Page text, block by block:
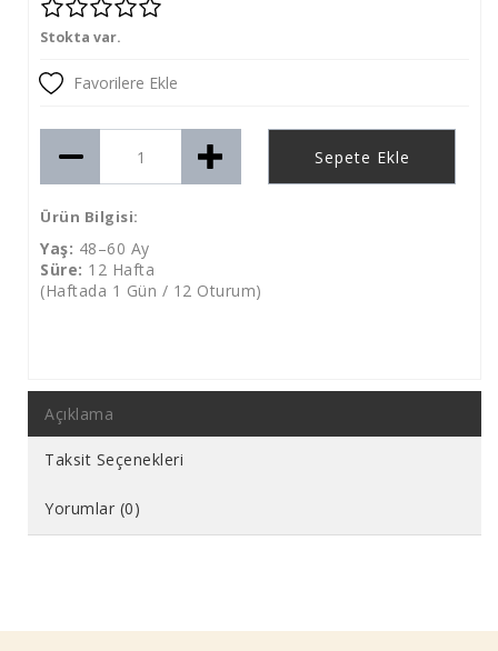
Stokta var.
Favorilere Ekle
Sepete Ekle
Ürün Bilgisi:
Yaş: 48–60 Ay
Süre: 12 Hafta
(Haftada 1 Gün / 12 Oturum)
Açıklama
Taksit Seçenekleri
Yorumlar (0)